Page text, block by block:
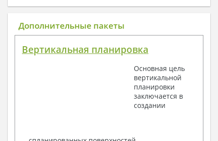
1. Архитектурный раздел:
Общие данные по проекту
Поэтажные маркировочные планы с
Разрезы и состав конструкций
Фасады с ведомостью внешних отделок
Элементы проемов – спецификация
Ведомость перемычек – сечения и
Дополнительные пакеты
Вертикальная планировка
Основная цель
вертикальной
планировки
заключается в
создании